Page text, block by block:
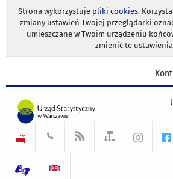
Strona wykorzystuje pliki cookies.
zmiany ustawień Twojej przeglądarki
umieszczane w Twoim urządzeniu
zmienić te